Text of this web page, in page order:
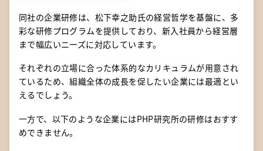
同社の企業研修は、松下幸之助氏の経営哲学を基盤に、多
彩な研修プログラムを提供しており、新入社員から経営層
まで幅広いニーズに対応しています。
それぞれの立場に合った体系的なカリキュラムが用意され
ているため、組織全体の成長を促したい企業には最適とい
えるでしょう。
一方で、以下のような企業にはPHP研究所の研修はおすす
めできません。